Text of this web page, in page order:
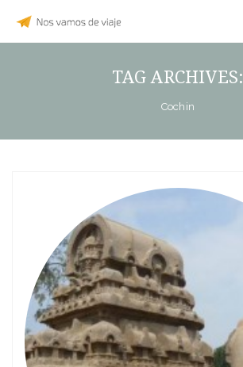
TAG ARCHIVES:
Cochin